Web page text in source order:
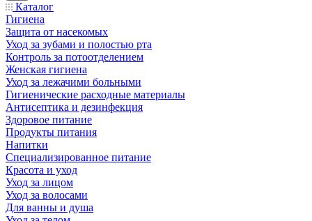
Каталог
Гигиена
Защита от насекомых
Уход за зубами и полостью рта
Контроль за потоотделением
Женская гигиена
Уход за лежачими больными
Гигиенические расходные материалы
Антисептика и дезинфекция
Здоровое питание
Продукты питания
Напитки
Специализированное питание
Красота и уход
Уход за лицом
Уход за волосами
Для ванны и душа